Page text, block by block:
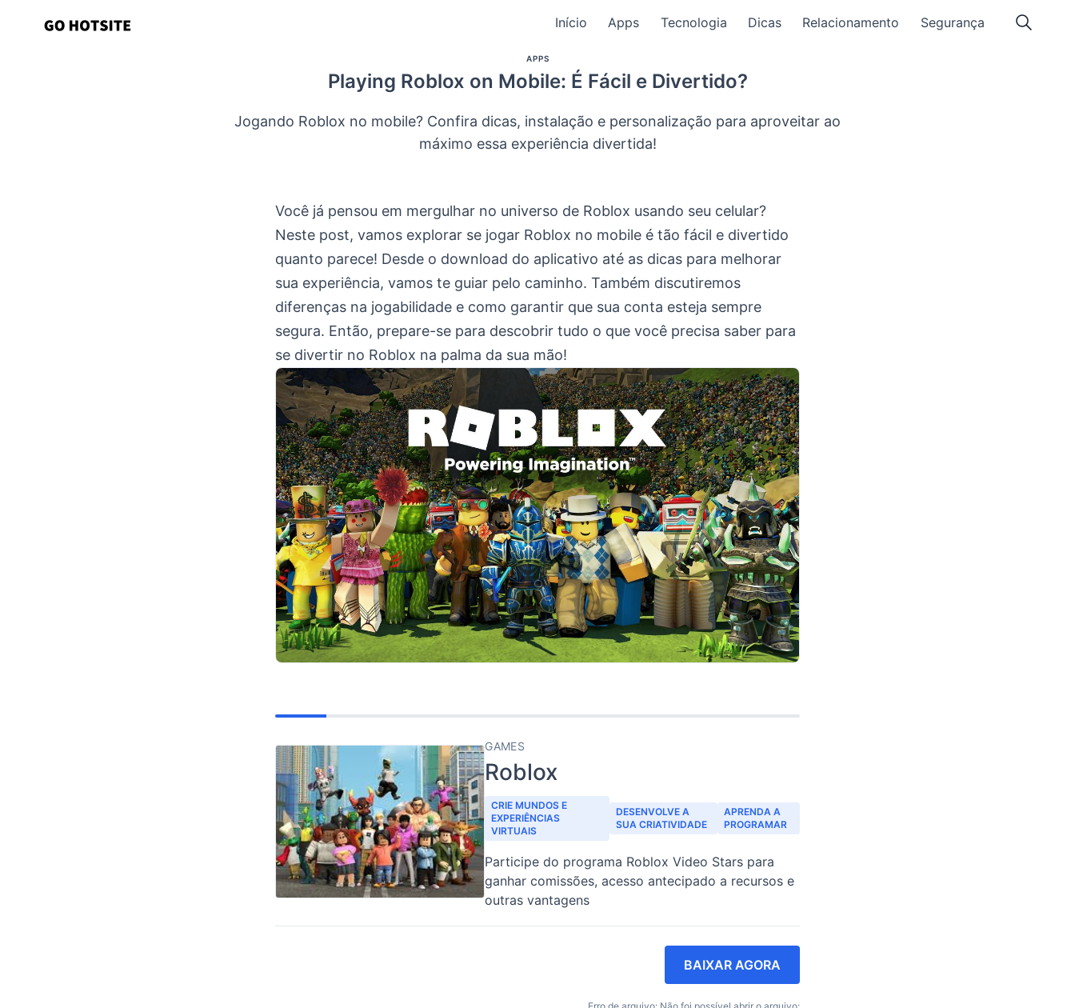
Início Apps Tecnologia Dicas Relacionamento Segurança
APPS
Playing Roblox on Mobile: É Fácil e Divertido?
Jogando Roblox no mobile? Confira dicas, instalação e personalização para aproveitar ao
máximo essa experiência divertida!
Você já pensou em mergulhar no universo de Roblox usando seu celular?
Neste post, vamos explorar se jogar Roblox no mobile é tão fácil e divertido
quanto parece! Desde o download do aplicativo até as dicas para melhorar
sua experiência, vamos te guiar pelo caminho. Também discutiremos
diferenças na jogabilidade e como garantir que sua conta esteja sempre
segura. Então, prepare-se para descobrir tudo o que você precisa saber para
se divertir no Roblox na palma da sua mão!
GAMES
Roblox
CRIE MUNDOS E
EXPERIÊNCIAS
VIRTUAIS
DESENVOLVE A
SUA CRIATIVIDADE
APRENDA A
PROGRAMAR
Participe do programa Roblox Video Stars para
ganhar comissões, acesso antecipado a recursos e
outras vantagens
BAIXAR AGORA